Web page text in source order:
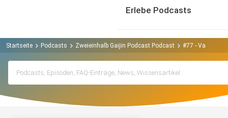
Erlebe Podcasts
Startseite Podcasts Zweieinhalb Gaijin Podcast Podcast #77 - Vater